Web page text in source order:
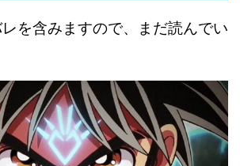
を含みますので、まだ読んでい